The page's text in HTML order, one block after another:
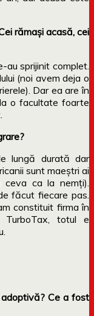
rămași acasă, cei
sprijinit complet.
(noi avem deja o
Dar ea are în
o facultate foarte
lungă durată dar
sunt maeștri ai
ca la nemți).
făcut fiecare pas.
constituit firma în
totul e
Ce a fost